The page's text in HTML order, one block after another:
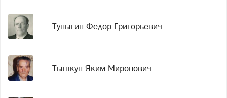
Тупыгин Федор Григорьевич
Тышкун Яким Миронович